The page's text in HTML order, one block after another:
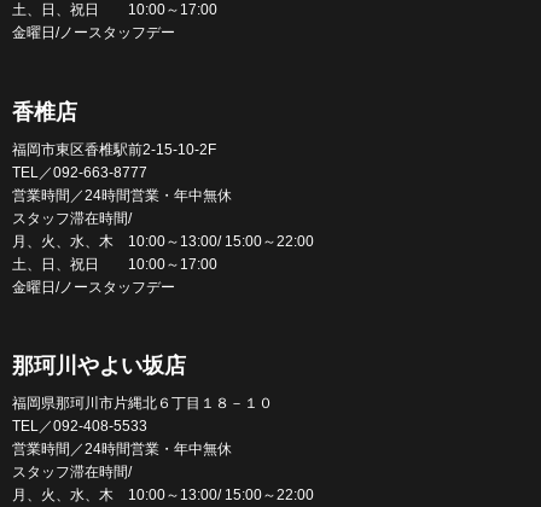
土、日、祝日 10:00～17:00
金曜日/ノースタッフデー
香椎店
福岡市東区香椎駅前2-15-10-2F
TEL／092-663-8777
営業時間／24時間営業・年中無休
スタッフ滞在時間/
月、火、水、木 10:00～13:00/ 15:00～22:00
土、日、祝日 10:00～17:00
金曜日/ノースタッフデー
那珂川やよい坂店
福岡県那珂川市片縄北６丁目１８－１０
TEL／092-408-5533
営業時間／24時間営業・年中無休
スタッフ滞在時間/
月、火、水、木 10:00～13:00/ 15:00～22:00